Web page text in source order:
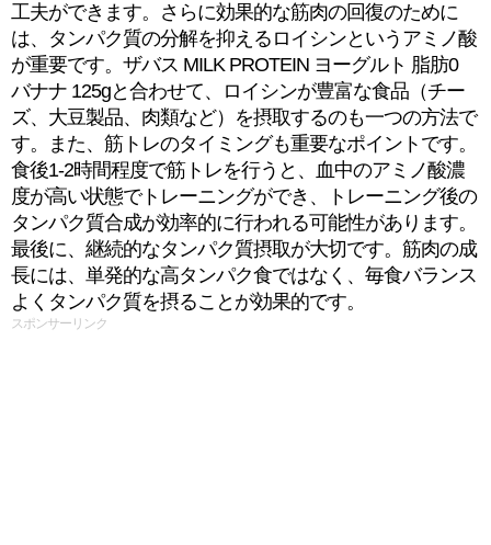
工夫ができます。さらに効果的な筋肉の回復のために
は、タンパク質の分解を抑えるロイシンというアミノ酸
が重要です。ザバス MILK PROTEIN ヨーグルト 脂肪0
バナナ 125gと合わせて、ロイシンが豊富な食品（チー
ズ、大豆製品、肉類など）を摂取するのも一つの方法で
す。また、筋トレのタイミングも重要なポイントです。
食後1-2時間程度で筋トレを行うと、血中のアミノ酸濃
度が高い状態でトレーニングができ、トレーニング後の
タンパク質合成が効率的に行われる可能性があります。
最後に、継続的なタンパク質摂取が大切です。筋肉の成
長には、単発的な高タンパク食ではなく、毎食バランス
よくタンパク質を摂ることが効果的です。
スポンサーリンク